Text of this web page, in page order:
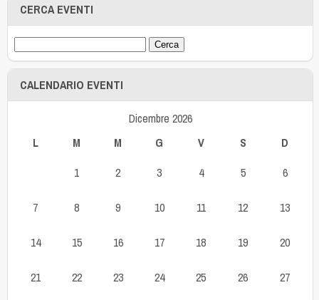
CERCA EVENTI
CALENDARIO EVENTI
Dicembre 2026
L
M M G V S D
1 2 3 4 5 6
7 8 9 10 11 12 13
14 15 16 17 18 19 20
21 22 23 24 25 26 27